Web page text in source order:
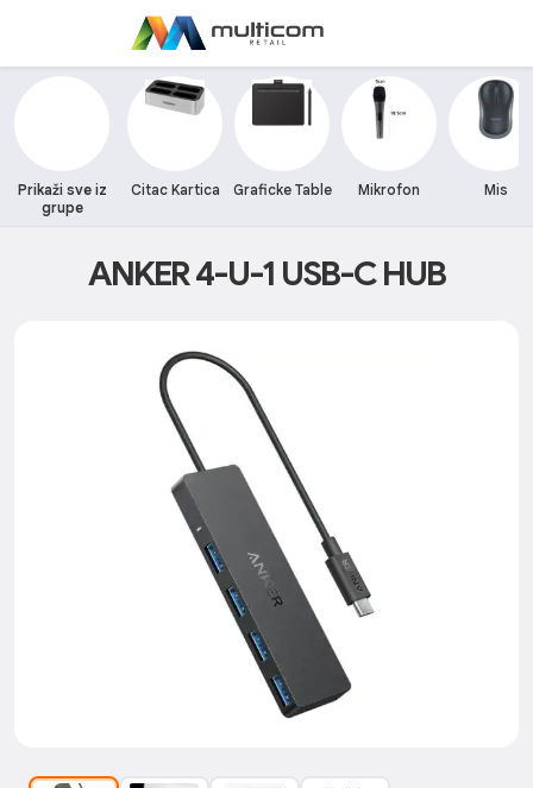
Prikaži sve iz
grupe
Citac Kartica Graficke Table Mikrofon Mis
ANKER 4-U-1 USB-C HUB